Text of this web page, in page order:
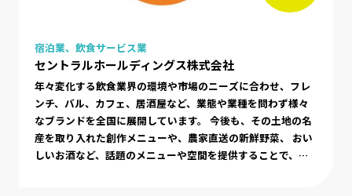
宿泊業、飲食サービス業
セントラルホールディングス株式会社
年々変化する飲食業界の環境や市場のニーズに合わせ、フレ
ンチ、バル、カフェ、居酒屋など、業態や業種を問わず様々
なブランドを全国に展開しています。 今後も、その土地の名
産を取り入れた創作メニューや、農家直送の新鮮野菜、 おい
しいお酒など、話題のメニューや空間を提供することで、お